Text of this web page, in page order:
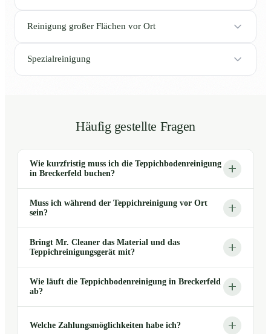
Reinigung großer Flächen vor Ort
Spezialreinigung
Häufig gestellte Fragen
Wie kurzfristig muss ich die Teppichbodenreinigung
in Breckerfeld buchen?
Muss ich während der Teppichreinigung vor Ort
sein?
Bringt Mr. Cleaner das Material und das
Teppichreinigungsgerät mit?
Wie läuft die Teppichbodenreinigung in Breckerfeld
ab?
Welche Zahlungsmöglichkeiten habe ich?